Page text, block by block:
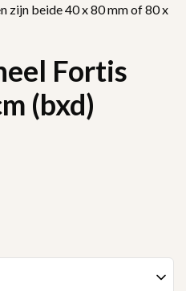
zijn beide 40 x 80 mm of 80 x
Fortis
(bxd)